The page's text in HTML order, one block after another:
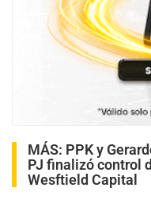
MÁS: PPK y
PJ finalizó control
Wesftield Capital